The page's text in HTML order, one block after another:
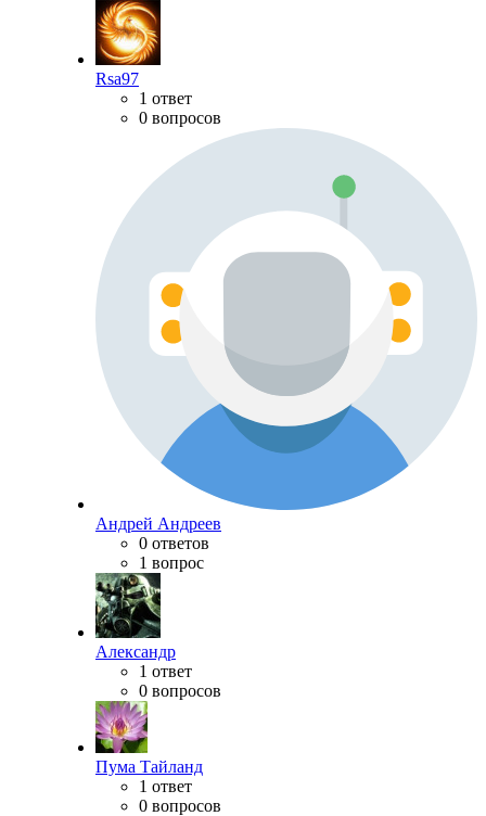
Rsa97
1 ответ
0 вопросов
Андрей Андреев
0 ответов
1 вопрос
Александр
1 ответ
0 вопросов
Пума Тайланд
1 ответ
0 вопросов